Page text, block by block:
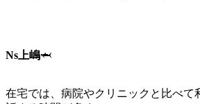
Ns上嶋🦈
在宅では、病院やクリニックと比べて